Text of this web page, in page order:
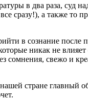
в два раза, суд
сразу!), а также то
в сознание после
никак не
сомнения, свежо и
стране главный